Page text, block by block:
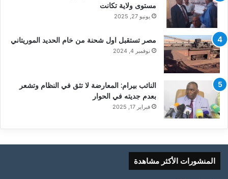
مستوى ولاية تكانت
يونيو 27, 2025
مصر تستقبل اول شحنة من خام الحديد الموريتاني
نوفمبر 4, 2024
النائب بيرام: المعارضة لا تثق في النظام وتشعر
بعدم جديته في الحوار
فبراير 17, 2025
المنشورات الأكثر مشاهدة